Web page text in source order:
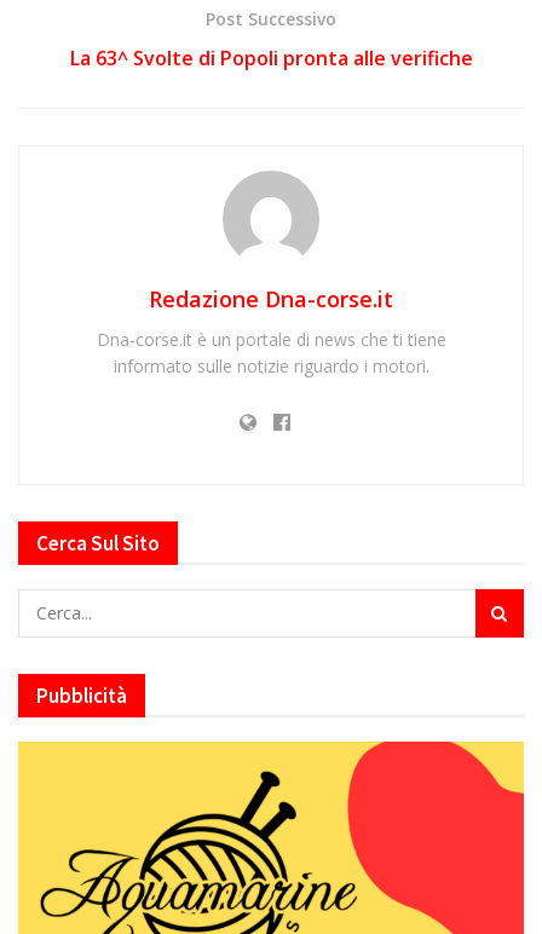
Post Successivo
La 63^ Svolte di Popoli pronta alle verifiche
Redazione Dna-corse.it
Dna-corse.it è un portale di news che ti tiene
informato sulle notizie riguardo i motori.
Cerca Sul Sito
Pubblicità